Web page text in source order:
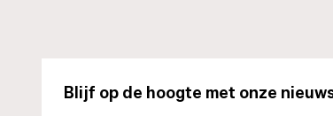
Blijf op de hoogte met onze